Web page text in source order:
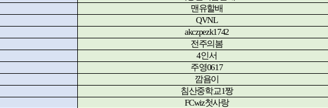
맨유할배
QVNL
akczpezk1742
전주의봄
4인서
주영0617
깜욤이
침산중학교1짱
FCwiz첫사랑